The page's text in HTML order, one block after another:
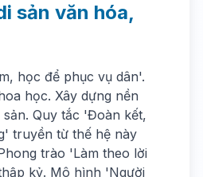
sản văn hóa,
học để phục vụ dân'.
học. Xây dựng nền
Quy tắc 'Đoàn kết,
truyền từ thế hệ này
trào 'Làm theo lời
kỷ. Mô hình 'Người